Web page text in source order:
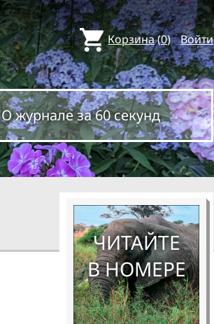
Корзина(0) Войти
О журнале за 60 секунд
ЧИТАЙТЕ
В НОМЕРЕ